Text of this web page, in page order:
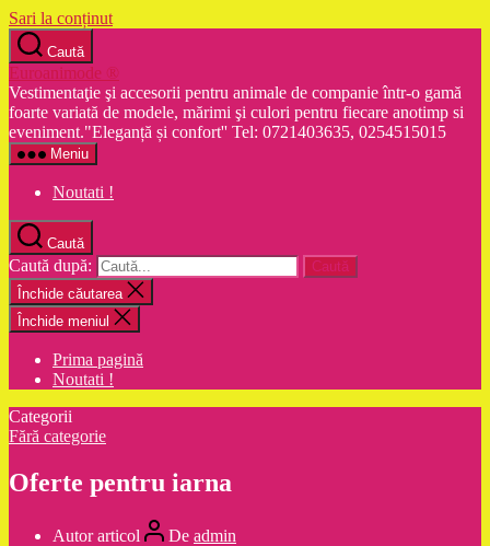
Sari la conținut
Caută
Euroanimode ®
Vestimentaţie şi accesorii pentru animale de companie într-o gamă
foarte variată de modele, mărimi şi culori pentru fiecare anotimp si
eveniment."Eleganță și confort'' Tel: 0721403635, 0254515015
Meniu
Noutati !
Caută
Caută după:
Închide căutarea
Închide meniul
Prima pagină
Noutati !
Categorii
Fără categorie
Oferte pentru iarna
Autor articol De admin